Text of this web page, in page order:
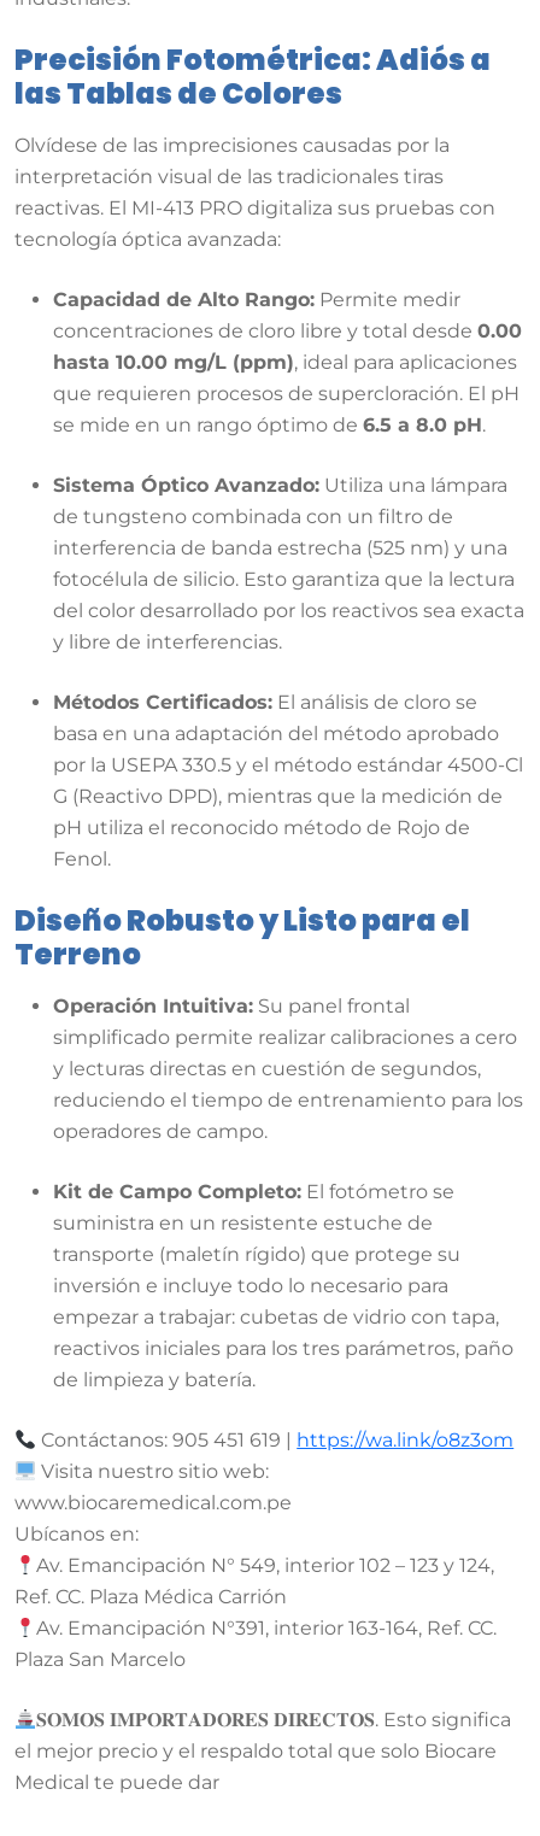
Precisión Fotométrica: Adiós a
las Tablas de Colores
Olvídese de las imprecisiones causadas por la
interpretación visual de las tradicionales tiras
reactivas. El MI-413 PRO digitaliza sus pruebas con
tecnología óptica avanzada:
Capacidad de Alto Rango: Permite medir
concentraciones de cloro libre y total desde 0.00
hasta 10.00 mg/L (ppm), ideal para aplicaciones
que requieren procesos de supercloración. El pH
se mide en un rango óptimo de 6.5 a 8.0 pH.
Sistema Óptico Avanzado: Utiliza una lámpara
de tungsteno combinada con un filtro de
interferencia de banda estrecha (525 nm) y una
fotocélula de silicio. Esto garantiza que la lectura
del color desarrollado por los reactivos sea exacta
y libre de interferencias.
Métodos Certificados: El análisis de cloro se
basa en una adaptación del método aprobado
por la USEPA 330.5 y el método estándar 4500-Cl
G (Reactivo DPD), mientras que la medición de
pH utiliza el reconocido método de Rojo de
Fenol.
Diseño Robusto y Listo para el
Terreno
Operación Intuitiva: Su panel frontal
simplificado permite realizar calibraciones a cero
y lecturas directas en cuestión de segundos,
reduciendo el tiempo de entrenamiento para los
operadores de campo.
Kit de Campo Completo: El fotómetro se
suministra en un resistente estuche de
transporte (maletín rígido) que protege su
inversión e incluye todo lo necesario para
empezar a trabajar: cubetas de vidrio con tapa,
reactivos iniciales para los tres parámetros, paño
de limpieza y batería.
Contáctanos: 905 451 619 | https://wa.link/o8z3om
Visita nuestro sitio web:
www.biocaremedical.com.pe
Ubícanos en:
Av. Emancipación N° 549, interior 102 – 123 y 124,
Ref. CC. Plaza Médica Carrión
Av. Emancipación N°391, interior 163-164, Ref. CC.
Plaza San Marcelo
𝐒𝐎𝐌𝐎𝐒 𝐈𝐌𝐏𝐎𝐑𝐓𝐀𝐃𝐎𝐑𝐄𝐒 𝐃𝐈𝐑𝐄𝐂𝐓𝐎𝐒. Esto significa
el mejor precio y el respaldo total que solo Biocare
Medical te puede dar